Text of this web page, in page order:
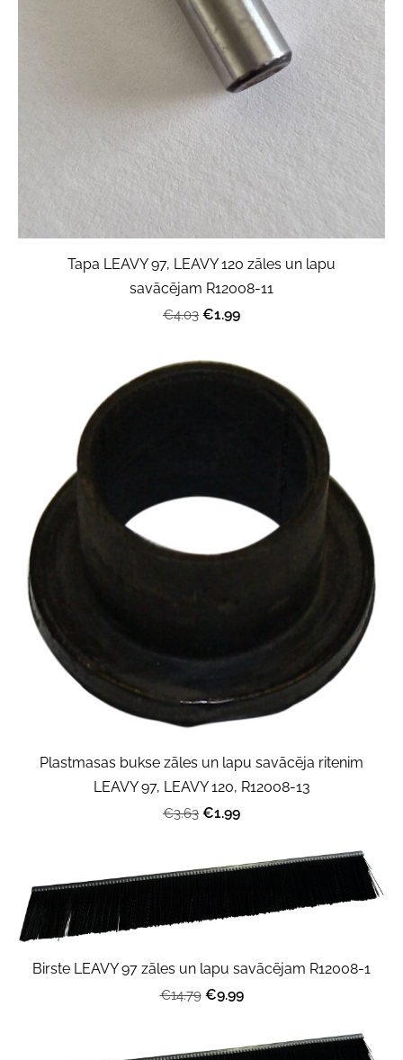
Tapa LEAVY 97, LEAVY 120 zāles un lapu
savācējam R12008-11
€4.03 €1.99
Plastmasas bukse zāles un lapu savācēja ritenim
LEAVY 97, LEAVY 120, R12008-13
€3.63 €1.99
Birste LEAVY 97 zāles un lapu savācējam R12008-1
€14.79 €9.99